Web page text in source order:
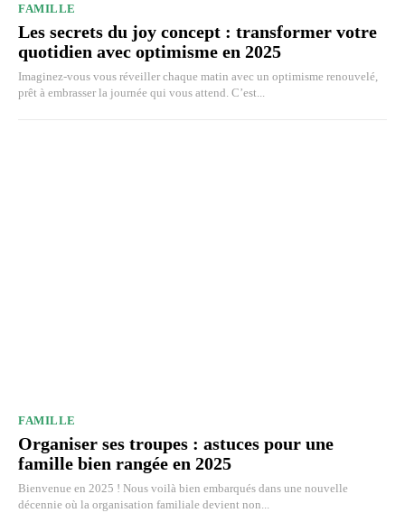
FAMILLE
Les secrets du joy concept : transformer votre
quotidien avec optimisme en 2025
Imaginez-vous vous réveiller chaque matin avec un optimisme renouvelé,
prêt à embrasser la journée qui vous attend. C’est...
FAMILLE
Organiser ses troupes : astuces pour une
famille bien rangée en 2025
Bienvenue en 2025 ! Nous voilà bien embarqués dans une nouvelle
décennie où la organisation familiale devient non...